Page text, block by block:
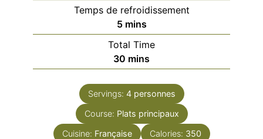
Temps de refroidissement
5minutes
mins
Total Time
30 minutes
mins
Servings: 4 personnes
Course: Plats principaux
Cuisine: Française Calories: 350